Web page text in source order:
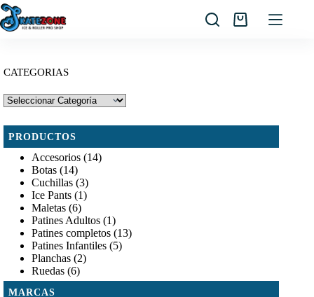
Saltar
al
contenido
Carro
CATEGORIAS
PRODUCTOS
Accesorios (14)
Botas (14)
Cuchillas (3)
Ice Pants (1)
Maletas (6)
Patines Adultos (1)
Patines completos (13)
Patines Infantiles (5)
Planchas (2)
Ruedas (6)
MARCAS